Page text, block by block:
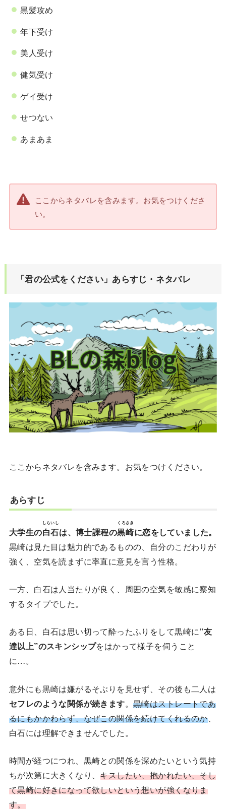
黒髪攻め
年下受け
美人受け
健気受け
ゲイ受け
せつない
あまあま
ここからネタバレを含みます。お気をつけくださ
い。
「君の公式をください」あらすじ・ネタバレ
ここからネタバレを含みます。お気をつけください。
あらすじ
大学生の白石
しらいし
は、博士課程の黒崎
くろさき
に恋をしていました。
黒崎は見た目は魅力的であるものの、自分のこだわりが
強く、空気を読まずに率直に意見を言う性格。
一方、白石は人当たりが良く、周囲の空気を敏感に察知
するタイプでした。
ある日、白石は思い切って酔ったふりをして黒崎に”友
達以上”のスキンシップをはかって様子を伺うこと
に…。
意外にも黒崎は嫌がるそぶりを見せず、その後も二人は
セフレのような関係が続きます。黒崎はストレートであ
るにもかかわらず、なぜこの関係を続けてくれるのか、
白石には理解できませんでした。
時間が経つにつれ、黒崎との関係を深めたいという気持
ちが次第に大きくなり、 キスしたい、抱かれたい、そし
て黒崎に好きになって欲しいという想いが強くなりま
す。